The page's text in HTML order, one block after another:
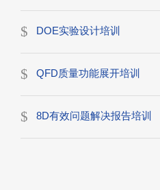
DOE实验设计培训
QFD质量功能展开培训
8D有效问题解决报告培训